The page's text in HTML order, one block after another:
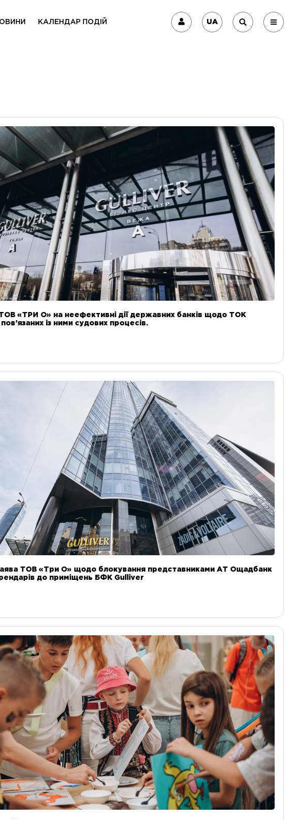
КАЛЕНДАР ПОДІЙ UA
ТОВ «ТРИ О» на неефективні дії державних банків щодо ТОК
із ними судових процесів.
ТОВ «Три О» щодо блокування представниками АТ Ощадбанк
до приміщень БФК Gulliver